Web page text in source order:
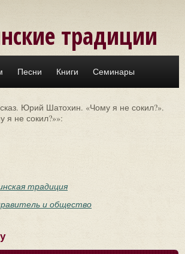
традиции
Песни Книги Семинары
Юрий Шатохин. «Чому я не сокил?».
я не сокил?»»:
традиция
и общество